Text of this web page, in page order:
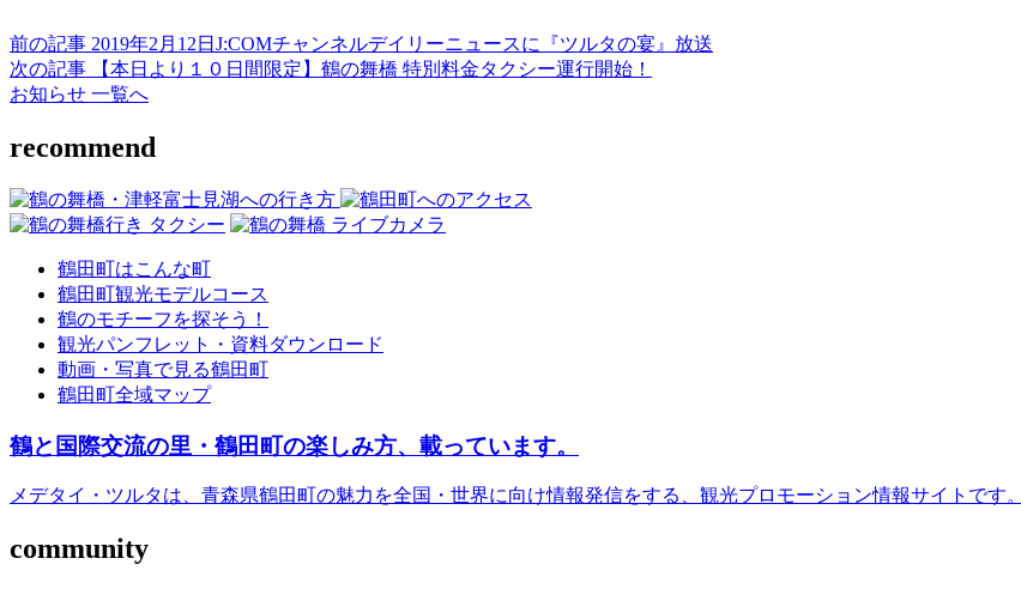
前の記事 2019年2月12日J:COMチャンネルデイリーニュースに『ツルタの宴』放送
次の記事 【本日より１０日間限定】鶴の舞橋 特別料金タクシー運行開始！
お知らせ 一覧へ
recommend
鶴田町はこんな町
鶴田町観光モデルコース
鶴のモチーフを探そう！
観光パンフレット・資料ダウンロード
動画・写真で見る鶴田町
鶴田町全域マップ
鶴と国際交流の里・鶴田町の楽しみ方、載っています。
メデタイ・ツルタは、青森県鶴田町の魅力を全国・世界に向け情報発信をする、観光プロモーション情報サイトです。
community